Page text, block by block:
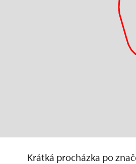
Krátká procházka po